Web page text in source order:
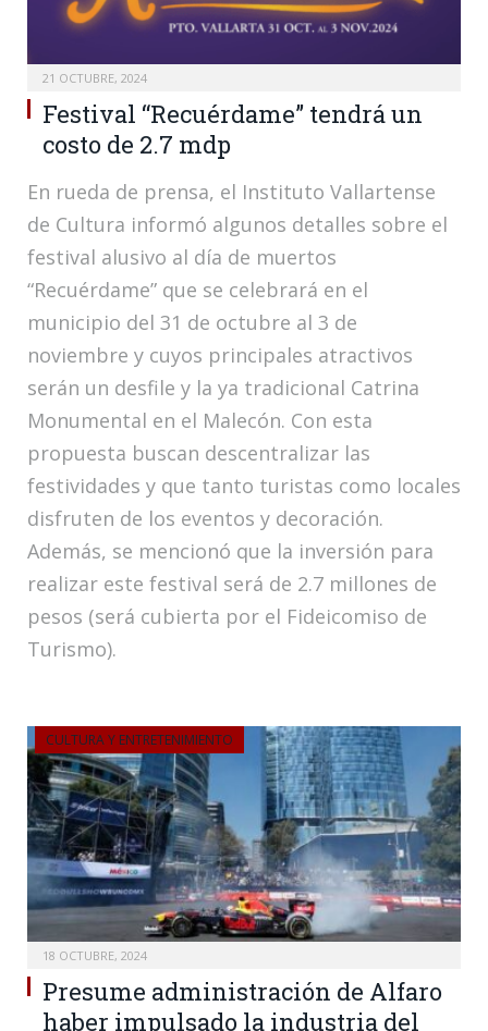
21 OCTUBRE, 2024
Festival “Recuérdame” tendrá un
costo de 2.7 mdp
En rueda de prensa, el Instituto Vallartense
de Cultura informó algunos detalles sobre el
festival alusivo al día de muertos
“Recuérdame” que se celebrará en el
municipio del 31 de octubre al 3 de
noviembre y cuyos principales atractivos
serán un desfile y la ya tradicional Catrina
Monumental en el Malecón. Con esta
propuesta buscan descentralizar las
festividades y que tanto turistas como locales
disfruten de los eventos y decoración.
Además, se mencionó que la inversión para
realizar este festival será de 2.7 millones de
pesos (será cubierta por el Fideicomiso de
Turismo).
CULTURA Y ENTRETENIMIENTO
18 OCTUBRE, 2024
Presume administración de Alfaro
haber impulsado la industria del